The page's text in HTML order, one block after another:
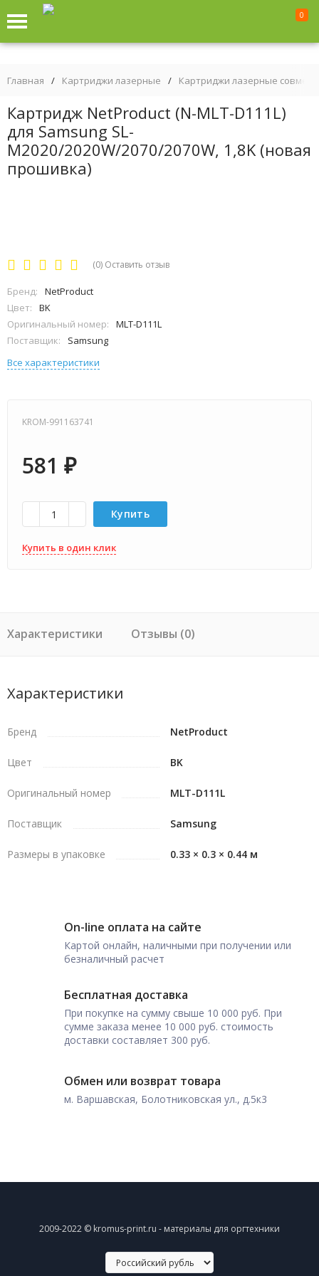
0
Главная / Картриджи лазерные / Картриджи лазерные
Картридж NetProduct (N-MLT-D111L)
для Samsung SL-
M2020/2020W/2070/2070W, 1,8K (новая
прошивка)
(0) Оставить отзыв
Бренд:
NetProduct
Цвет:
BK
Оригинальный номер:
MLT-D111L
Поставщик:
Samsung
Все характеристики
KROM-991163741
581 ₽
Купить
Купить в один клик
Характеристики Отзывы (0)
Характеристики
Бренд NetProduct
Цвет BK
Оригинальный номер MLT-D111L
Поставщик Samsung
Размеры в упаковке 0.33 × 0.3 × 0.44 м
On-line оплата на сайте
Картой онлайн, наличными при получении или
безналичный расчет
Бесплатная доставка
При покупке на сумму свыше 10 000 руб. При
сумме заказа менее 10 000 руб. стоимость
доставки составляет 300 руб.
Обмен или возврат товара
м. Варшавская, Болотниковская ул., д.5к3
2009-2022 © kromus-print.ru - материалы для оргтехники